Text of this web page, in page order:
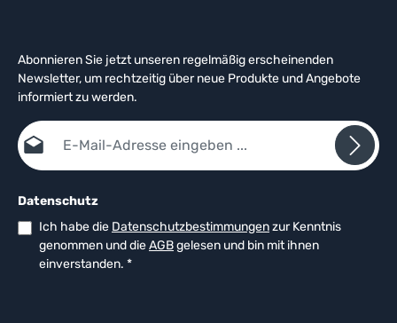
Abonnieren Sie jetzt unseren regelmäßig erscheinenden
Newsletter, um rechtzeitig über neue Produkte und Angebote
informiert zu werden.
E-Mail-Adresse*
Datenschutz
Ich habe die Datenschutzbestimmungenzur Kenntnis
genommen und dieAGBgelesen und bin mit ihnen
einverstanden. *